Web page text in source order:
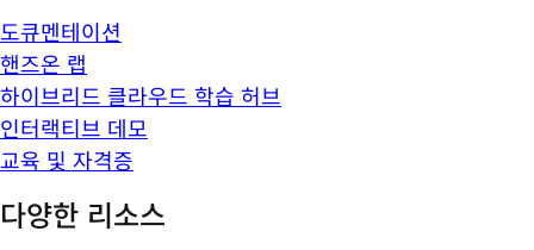
도큐멘테이션
핸즈온 랩
하이브리드 클라우드 학습 허브
인터랙티브 데모
교육 및 자격증
다양한 리소스